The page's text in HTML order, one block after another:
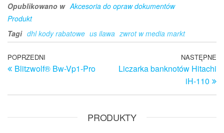
Opublikowano w Akcesoria do opraw dokumentów
Produkt
Tagi dhl kody rabatowe us ilawa zwrot w media markt
Nawigacja
wpisu
Poprzedni
wpis
POPRZEDNI
Blitzwolf® Bw-Vp1-Pro
NASTĘPNE
Liczarka banknotów Hitachi
iH-110
PRODUKTY